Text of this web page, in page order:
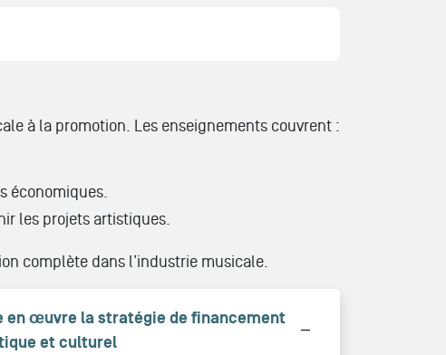
à la promotion. Les enseignements couvrent :
économiques.
les projets artistiques.
complète dans l’industrie musicale.
en œuvre la stratégie de financement
et culturel